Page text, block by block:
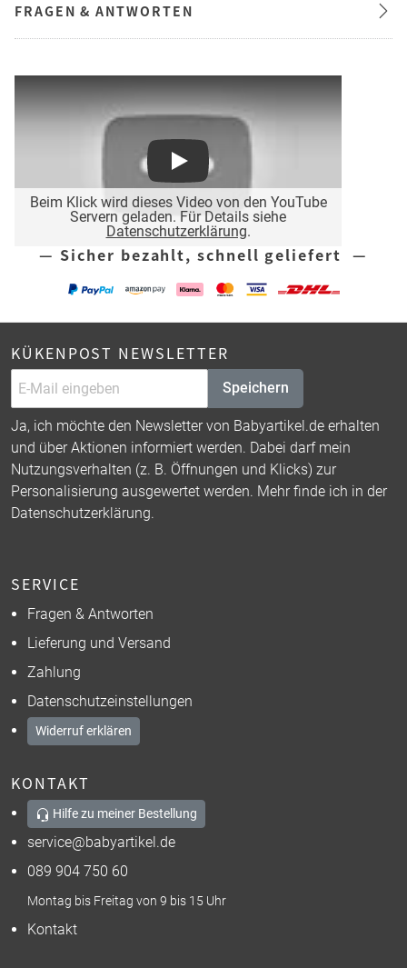
FRAGEN & ANTWORTEN
Beim Klick wird dieses Video von den YouTube
Servern geladen. Für Details siehe
Datenschutzerklärung.
Play
— Sicher bezahlt, schnell geliefert —
KÜKENPOST NEWSLETTER
Speichern
Ja, ich möchte den Newsletter von Babyartikel.de erhalten
und über Aktionen informiert werden. Dabei darf mein
Nutzungsverhalten (z. B. Öffnungen und Klicks) zur
Personalisierung ausgewertet werden. Mehr finde ich in der
Datenschutzerklärung.
SERVICE
Fragen & Antworten
Lieferung und Versand
Zahlung
Datenschutzeinstellungen
Widerruf erklären
KONTAKT
Hilfe zu meiner Bestellung
service@babyartikel.de
089 904 750 60
Montag bis Freitag von 9 bis 15 Uhr
Kontakt